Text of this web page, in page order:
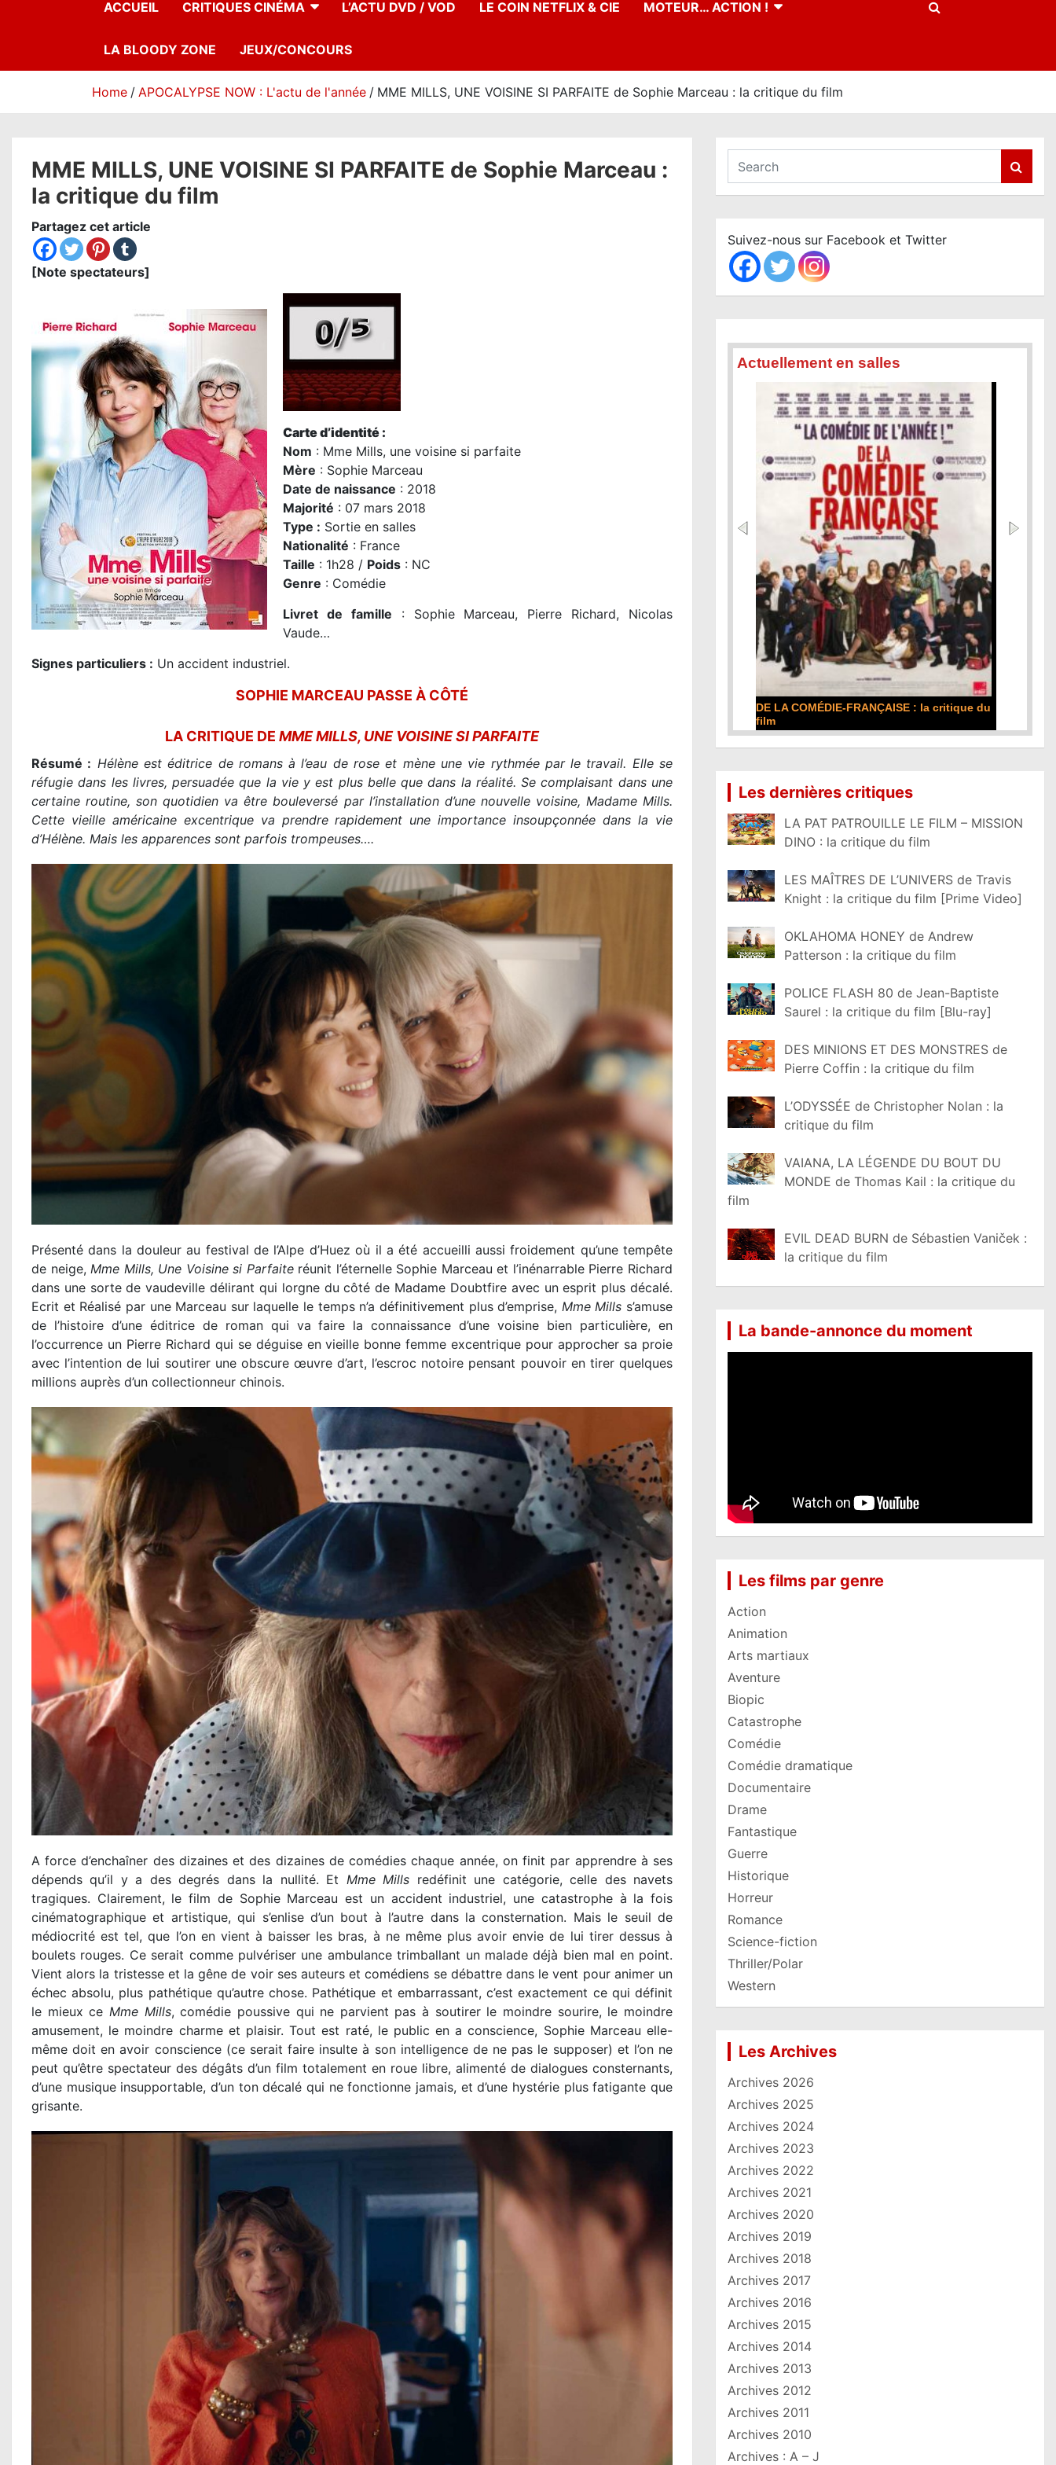
ACCUEIL CRITIQUES CINÉMA L’ACTU DVD / VOD LE COIN NETFLIX & CIE MOTEUR… ACTION !
LA BLOODY ZONE JEUX/CONCOURS
Home APOCALYPSE NOW : L'actu de l'année MME MILLS, UNE VOISINE SI PARFAITE de Sophie Marceau : la critique du film
MME MILLS, UNE VOISINE SI PARFAITE de Sophie Marceau :
la critique du film
Partagez cet article
[Note spectateurs]
Carte d’identité :
Nom : Mme Mills, une voisine si parfaite
Mère : Sophie Marceau
Date de naissance : 2018
Majorité : 07 mars 2018
Type : Sortie en salles
Nationalité : France
Taille : 1h28 / Poids : NC
Genre : Comédie
Livret de famille : Sophie Marceau, Pierre Richard, Nicolas
Vaude…
Signes particuliers : Un accident industriel.
SOPHIE MARCEAU PASSE À CÔTÉ
LA CRITIQUE DE MME MILLS, UNE VOISINE SI PARFAITE
Résumé : Hélène est éditrice de romans à l’eau de rose et mène une vie rythmée par le travail. Elle se
réfugie dans les livres, persuadée que la vie y est plus belle que dans la réalité. Se complaisant dans une
certaine routine, son quotidien va être bouleversé par l’installation d’une nouvelle voisine, Madame Mills.
Cette vieille américaine excentrique va prendre rapidement une importance insoupçonnée dans la vie
d’Hélène. Mais les apparences sont parfois trompeuses….
Présenté dans la douleur au festival de l’Alpe d’Huez où il a été accueilli aussi froidement qu’une tempête
de neige,Mme Mills, Une Voisine si Parfaiteréunit l’éternelle Sophie Marceau et l’inénarrable Pierre Richard
dans une sorte de vaudeville délirant qui lorgne du côté de Madame Doubtfire avec un esprit plus décalé.
Ecrit et Réalisé par une Marceau sur laquelle le temps n’a définitivement plus d’emprise, Mme Mills s’amuse
de l’histoire d’une éditrice de roman qui va faire la connaissance d’une voisine bien particulière, en
l’occurrence un Pierre Richard qui se déguise en vieille bonne femme excentrique pour approcher sa proie
avec l’intention de lui soutirer une obscure œuvre d’art, l’escroc notoire pensant pouvoir en tirer quelques
millions auprès d’un collectionneur chinois.
A force d’enchaîner des dizaines et des dizaines de comédies chaque année, on finit par apprendre à ses
dépends qu’il y a des degrés dans la nullité. Et Mme Mills redéfinit une catégorie, celle des navets
tragiques. Clairement, le film de Sophie Marceau est un accident industriel, une catastrophe à la fois
cinématographique et artistique, qui s’enlise d’un bout à l’autre dans la consternation. Mais le seuil de
médiocrité est tel, que l’on en vient à baisser les bras, à ne même plus avoir envie de lui tirer dessus à
boulets rouges. Ce serait comme pulvériser une ambulance trimballant un malade déjà bien mal en point.
Vient alors la tristesse et la gêne de voir ses auteurs et comédiens se débattre dans le vent pour animer un
échec absolu, plus pathétique qu’autre chose. Pathétique et embarrassant, c’est exactement ce qui définit
le mieux ce Mme Mills, comédie poussive qui ne parvient pas à soutirer le moindre sourire, le moindre
amusement, le moindre charme et plaisir. Tout est raté, le public en a conscience, Sophie Marceau elle-
même doit en avoir conscience (ce serait faire insulte à son intelligence de ne pas le supposer) et l’on ne
peut qu’être spectateur des dégâts d’un film totalement en roue libre, alimenté de dialogues consternants,
d’une musique insupportable, d’un ton décalé qui ne fonctionne jamais, et d’une hystérie plus fatigante que
grisante.
a
c
h
Suivez-nous sur Facebook et Twitter
Actuellement en salles
DE LA COMÉDIE-FRANÇAISE : la critique du
film
Les dernières critiques
LA PAT PATROUILLE LE FILM – MISSION
DINO : la critique du film
LES MAÎTRES DE L’UNIVERS de Travis
Knight : la critique du film [Prime Video]
OKLAHOMA HONEY de Andrew
Patterson : la critique du film
POLICE FLASH 80 de Jean-Baptiste
Saurel : la critique du film [Blu-ray]
DES MINIONS ET DES MONSTRES de
Pierre Coffin : la critique du film
L’ODYSSÉE de Christopher Nolan : la
critique du film
VAIANA, LA LÉGENDE DU BOUT DU
MONDE de Thomas Kail : la critique du
film
EVIL DEAD BURN de Sébastien Vaniček :
la critique du film
La bande-annonce du moment
Les films par genre
Action
Animation
Arts martiaux
Aventure
Biopic
Catastrophe
Comédie
Comédie dramatique
Documentaire
Drame
Fantastique
Guerre
Historique
Horreur
Romance
Science-fiction
Thriller/Polar
Western
Les Archives
Archives 2026
Archives 2025
Archives 2024
Archives 2023
Archives 2022
Archives 2021
Archives 2020
Archives 2019
Archives 2018
Archives 2017
Archives 2016
Archives 2015
Archives 2014
Archives 2013
Archives 2012
Archives 2011
Archives 2010
Archives : A – J